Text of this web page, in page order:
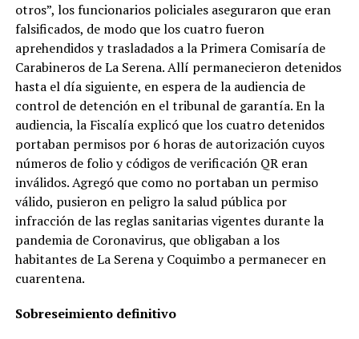
otros”, los funcionarios policiales aseguraron que eran
falsificados, de modo que los cuatro fueron
aprehendidos y trasladados a la Primera Comisaría de
Carabineros de La Serena. Allí permanecieron detenidos
hasta el día siguiente, en espera de la audiencia de
control de detención en el tribunal de garantía. En la
audiencia, la Fiscalía explicó que los cuatro detenidos
portaban permisos por 6 horas de autorización cuyos
números de folio y códigos de verificación QR eran
inválidos. Agregó que como no portaban un permiso
válido, pusieron en peligro la salud pública por
infracción de las reglas sanitarias vigentes durante la
pandemia de Coronavirus, que obligaban a los
habitantes de La Serena y Coquimbo a permanecer en
cuarentena.
Sobreseimiento definitivo